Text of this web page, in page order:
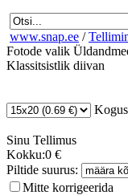
www.snap.ee /
Fotode valik
Klassitsistlik diivan
Sinu Tellimus
Kokku:0 €
Piltide suurus:
Mitte korrigeerida